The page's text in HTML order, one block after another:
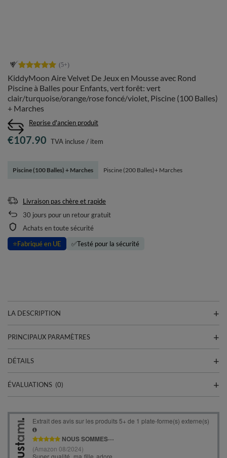
KiddyMoon Aire Velvet De Jeux en Mousse avec Rond
Piscine à Balles pour Enfants, vert forêt: vert
clair/turquoise/orange/rose foncé/violet, Piscine (100 Balles)
+ Marches
Reprise d'ancien produit
Piscine (100 Balles) + Marches Piscine (200 Balles)+ Marches
€107.90 TVA incluse/ item
Livraison pas chère et rapide
30 jours pour un retour gratuit
Achats en toute sécurité
⭐Fabriqué en UE ✅Testé pour la sécurité
LA DESCRIPTION
PRINCIPAUX PARAMÈTRES
DÉTAILS
ÉVALUATIONS (0)